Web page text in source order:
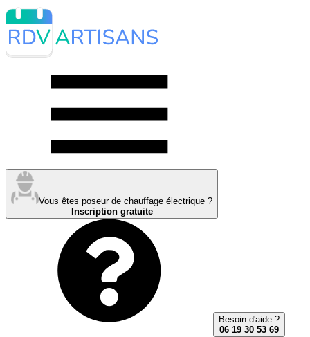
Vous êtes poseur de chauffage électrique ?
Inscription gratuite
Besoin d'aide ?
06 19 30 53 69